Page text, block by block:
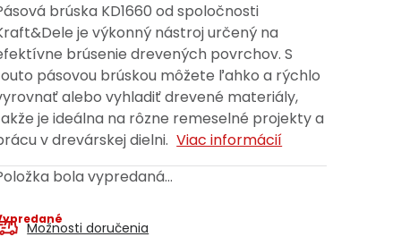
brúska KD1660 od spoločnosti
je výkonný nástroj určený na
brúsenie drevených povrchov. S
pásovou brúskou môžete ľahko a rýchlo
alebo vyhladiť drevené materiály,
je ideálna na rôzne remeselné projekty a
v drevárskej dielni. Viac informácií
bola vypredaná…
Možnosti doručenia